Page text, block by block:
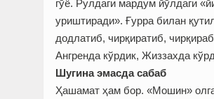
гўё. Рулдаги мардум йўлдаги
уриштиради». Ғурра билан
додлатиб, чирқиратиб,
Ангренда кўрдик, Жиззахда
Шугина эмасда сабаб
Ҳашамат ҳам бор. «Мошин»